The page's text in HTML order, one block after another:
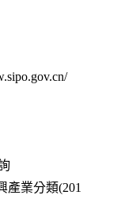
產業分類(201